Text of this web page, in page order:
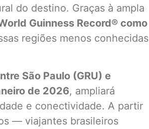
do destino. Graças à ampla
Guinness Record® como
regiões menos conhecidas
São Paulo (GRU) e
de 2026, ampliará
e conectividade. A partir
— viajantes brasileiros